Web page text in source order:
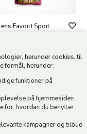
herunder cookies, til
formål, herunder:
funktioner på
på hjemmesiden
for, hvordan du benytter
kampagner og tilbud
Favorit Sport